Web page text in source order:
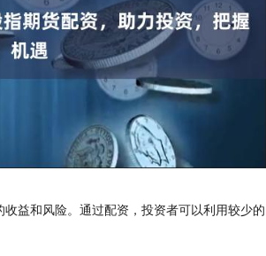
益和风险。通过配资，投资者可以利用较少